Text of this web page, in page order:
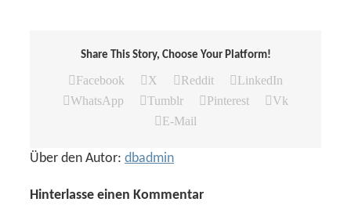
Share This Story, Choose Your Platform!
Facebook X Reddit
LinkedIn
WhatsApp
Tumblr Pinterest
Vk
E-Mail
Über den Autor: dbadmin
Hinterlasse einen Kommentar